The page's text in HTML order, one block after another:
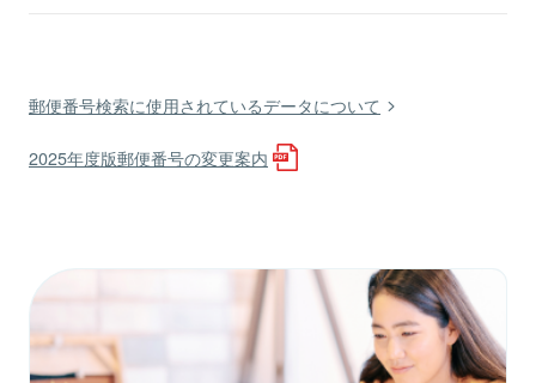
郵便番号検索に使用されているデータについて
2025年度版郵便番号の変更案内